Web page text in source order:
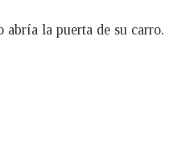
la puerta de su carro.